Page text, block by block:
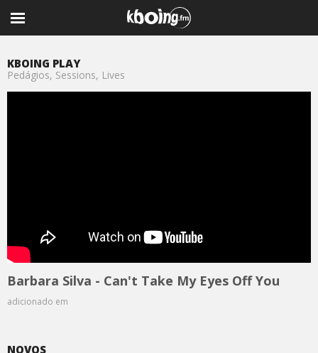
KBOING PLAY
Pedágios, Sessions, Lives
Barbara Silva - Can't Take My Eyes Off You
adicionado em
NOVOS